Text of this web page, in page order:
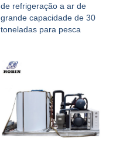
de refrigeração a ar de
grande capacidade de 30
toneladas para pesca